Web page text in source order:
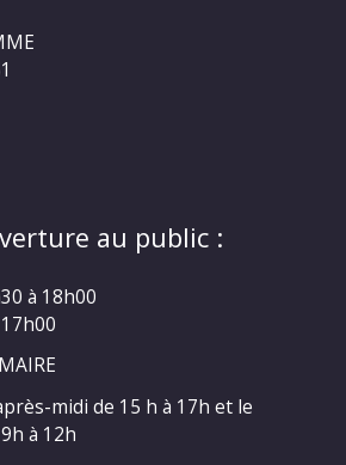
au public :
à 18h00
midi de 15 h à 17h et le
à 12h